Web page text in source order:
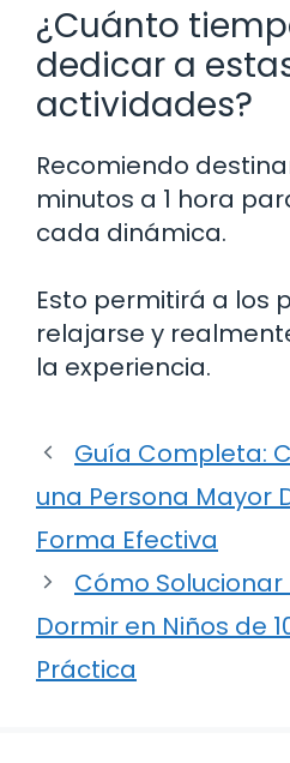
¿Cuánto
dedicar a
actividades?
Recomiendo
minutos a 1 hora
cada dinámica.
Esto permitirá a los
relajarse y
la experiencia.
Guía Completa:
una Persona Mayor
Forma Efectiva
Cómo
Dormir en Niños de
Práctica